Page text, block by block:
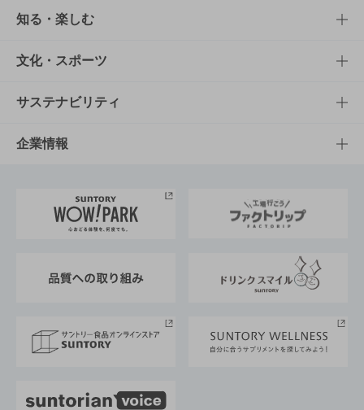
商品TOP
商品一覧
商品発売情報
栄養成分一覧
知る・楽しむ
知る・楽しむTOP
キャンペーン
工場見学
地域情報
文化・スポーツ
文化・スポーツTOP
サントリーホール
サントリーサンバーズ大阪
サステナビリティ
サステナビリティTOP
サントリーが考えるサステナビリティ経営
企業情報
企業概要
採用情報